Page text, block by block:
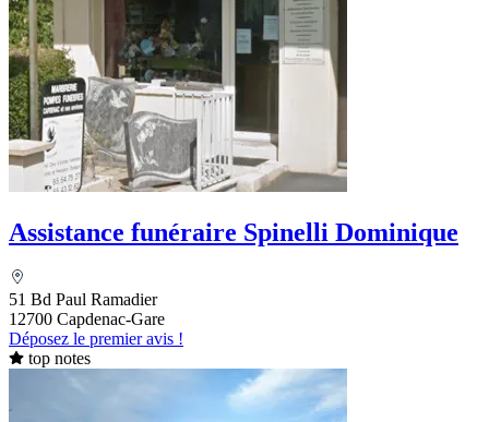
Assistance funéraire Spinelli Dominique
51 Bd Paul Ramadier
12700 Capdenac-Gare
Déposez le premier avis !
top notes